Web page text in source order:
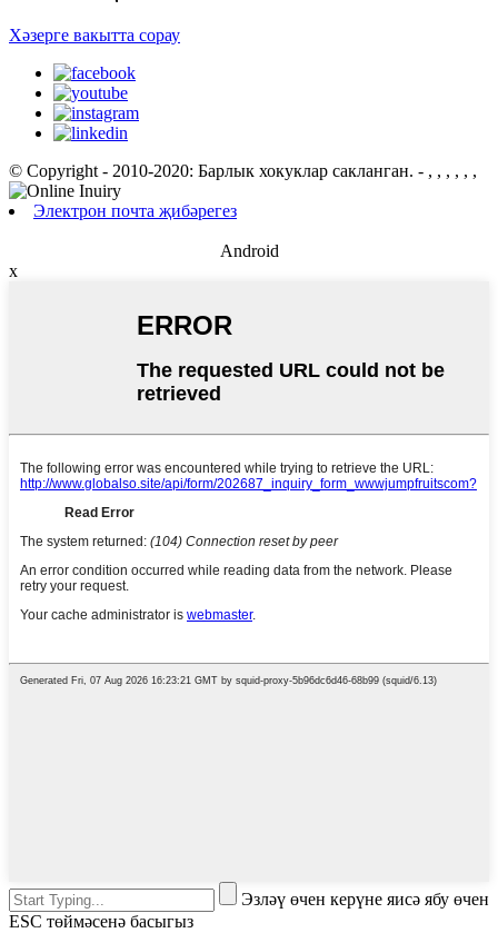
Хәзерге вакытта сорау
© Copyright - 2010-2020: Барлык хокуклар сакланган. - , , , , , ,
Электрон почта җибәрегез
Android
x
Эзләү өчен керүне яисә ябу өчен
ESC төймәсенә басыгыз